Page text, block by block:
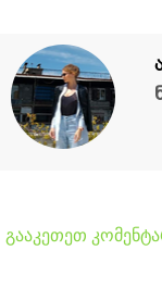
გააკეთეთ